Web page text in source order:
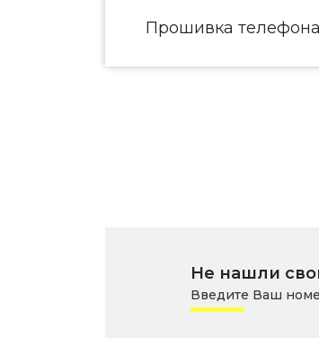
Прошивка
Не нашли
Введите Ваш